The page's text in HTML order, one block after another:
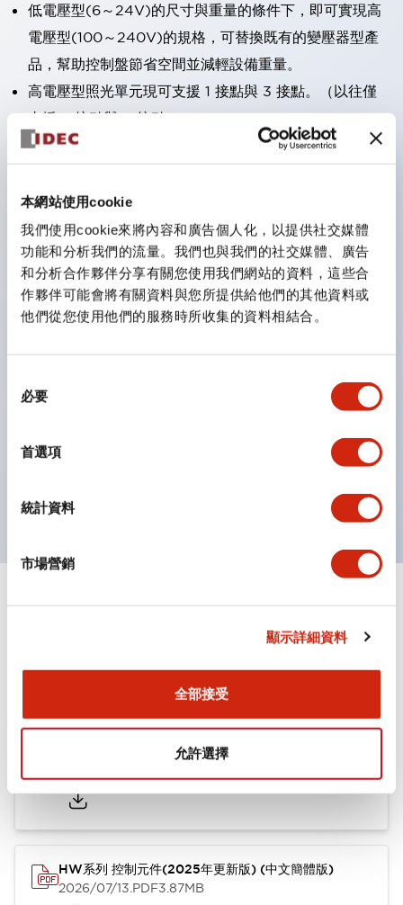
本網站使用cookie
我們使用cookie來將內容和廣告個人化，以提供社交媒體
功能和分析我們的流量。我們也與我們的社交媒體、廣告
和分析合作夥伴分享有關您使用我們網站的資料，這些合
作夥伴可能會將有關資料與您所提供給他們的其他資料或
他們從您使用他們的服務時所收集的資料相結合。
必要
首選項
統計資料
市場營銷
顯示詳細資料
全部接受
允許選擇
低電壓型(6～24V)的尺寸與重量的條件下，即可實現高
電壓型(100～240V)的規格，可替換既有的變壓器型產
品，幫助控制盤節省空間並減輕設備重量。
高電壓型照光單元現可支援 1 接點與 3 接點。（以往僅
支援 2 接點與 4 接點）。
採用一體成型端子蓋，具備極高安全性的手指保護結構。
防護結構可防止水或油從面板前方滲入：IP65（僅雙按
鈕開關為 IP40）。
雙按鈕開關，可將兩個獨立動作的按鈕以及一個指示燈這
三種功能集結於一顆開關。
完整支援全球各地需求的多種電壓規格。
需分色管理的 LED 燈泡，如今可用單一顆燈泡呈現多種
顏色。
支援色彩通用設計（CUD）：可清楚辨識正方平頭形指
示燈的亮燈/熄燈狀態，以及點燈時的顏色識別。
符合 ISO 3864-4 安全色規範：在危險或緊急狀況下，
顏色表現更明確鮮明，便於更多人識別。
HW系列 Push-in式 控制元件 (中文簡體版)
HW系列 控制元件(2025年更新版) (中文簡體版)
2026/07/13.PDF3.87MB